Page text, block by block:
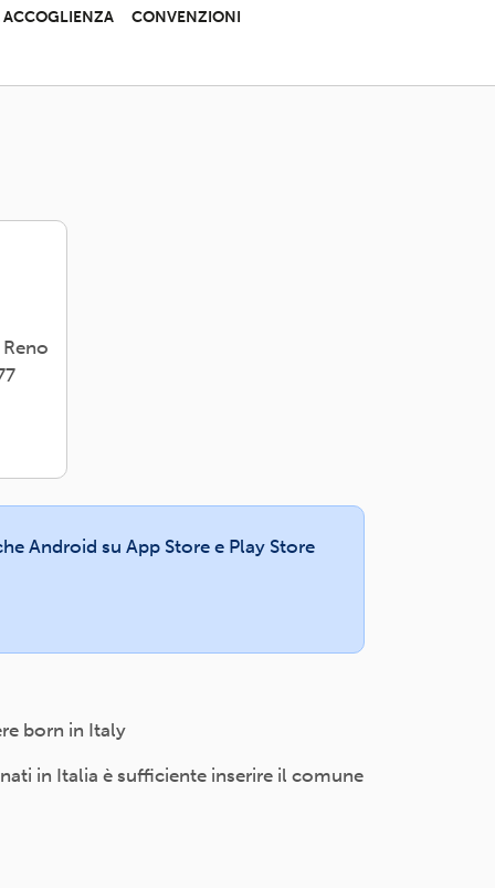
ACCOGLIENZA CONVENZIONI
Android su App Store e Play Store
born in Italy
in Italia è sufficiente inserire il comune